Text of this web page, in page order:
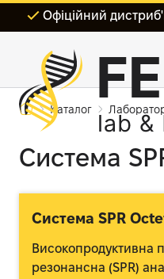
Офіційний
Каталог
Система
Система SPR
Високопродуктивна
резонансна (SPR)